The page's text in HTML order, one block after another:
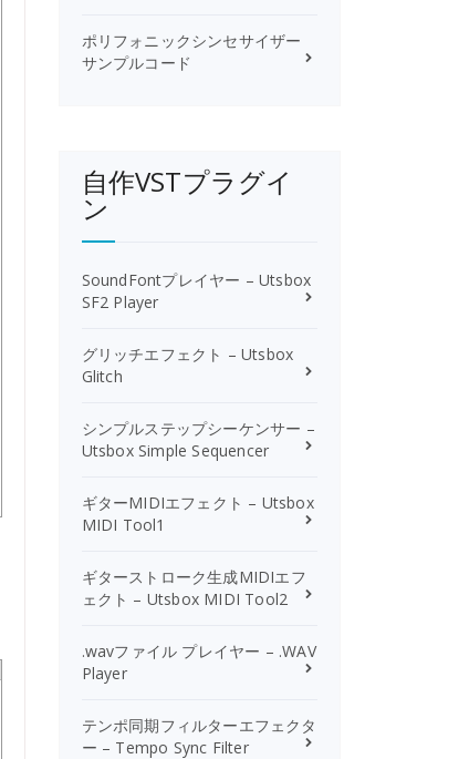
ポリフォニックシンセサイザー
サンプルコード
自作VSTプラグイ
ン
SoundFontプレイヤー – Utsbox
SF2 Player
グリッチエフェクト – Utsbox
Glitch
シンプルステップシーケンサー –
Utsbox Simple Sequencer
ギターMIDIエフェクト – Utsbox
MIDI Tool1
ギターストローク生成MIDIエフ
ェクト – Utsbox MIDI Tool2
.wavファイル プレイヤー – .WAV
Player
テンポ同期フィルターエフェクタ
ー – Tempo Sync Filter